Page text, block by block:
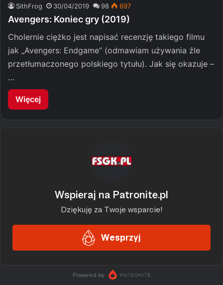
SithFrog 30/04/2019 98 697
Avengers: Koniec gry (2019)
Cholernie ciężko jest napisać recenzję takiego filmu
jak „Avengers: Endgame” (odmawiam używania źle
przetłumaczonego polskiego tytułu). Jak się okazuje –
…
Więcej